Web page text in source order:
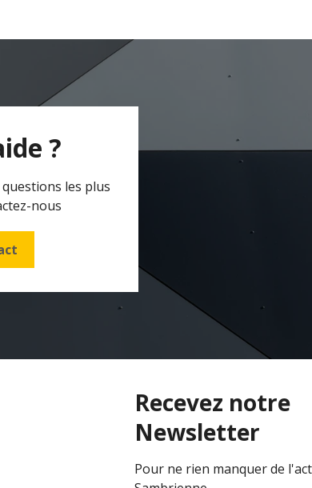
?
les plus
nous
Recevez notre
Newsletter
Pour ne rien manquer de